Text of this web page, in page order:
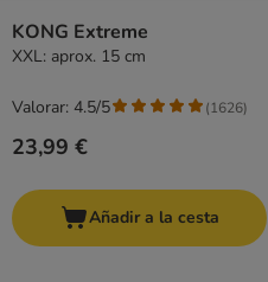
KONG Extreme
XXL: aprox. 15 cm
23,99 €
Valorar: 4.5/5 (1626)
Añadir a la cesta